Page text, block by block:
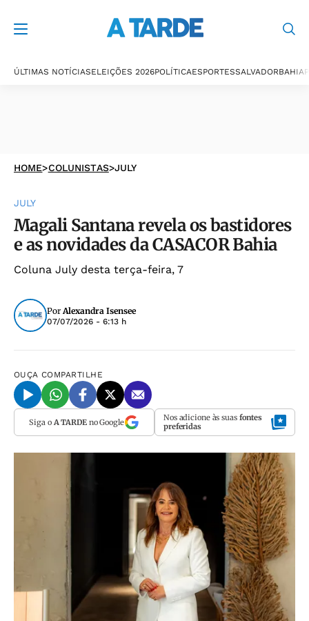
ÚLTIMAS NOTÍCIASELEIÇÕES 2026POLÍTICAESPORTESSALVADORBAHIA
HOME>COLUNISTAS>JULY
JULY
Magali Santana revela os bastidores
e as novidades da CASACOR Bahia
Coluna July desta terça-feira, 7
PorAlexandra Isensee
07/07/2026 - 6:13 h
OUÇA COMPARTILHE
Siga o A TARDEno Google Nos adicione às suas fontes
preferidas